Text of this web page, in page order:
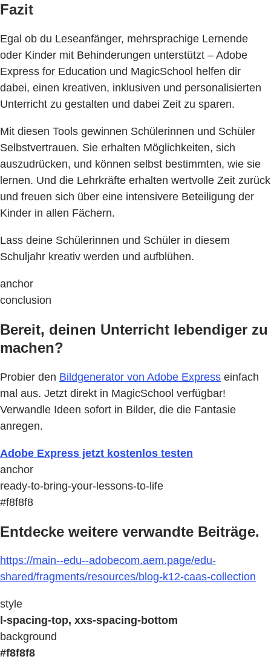
Fazit
Egal ob du Leseanfänger, mehrsprachige Lernende
oder Kinder mit Behinderungen unterstützt – Adobe
Express for Education und MagicSchool helfen dir
dabei, einen kreativen, inklusiven und personalisierten
Unterricht zu gestalten und dabei Zeit zu sparen.
Mit diesen Tools gewinnen Schülerinnen und Schüler
Selbstvertrauen. Sie erhalten Möglichkeiten, sich
auszudrücken, und können selbst bestimmten, wie sie
lernen. Und die Lehrkräfte erhalten wertvolle Zeit zurück
und freuen sich über eine intensivere Beteiligung der
Kinder in allen Fächern.
Lass deine Schülerinnen und Schüler in diesem
Schuljahr kreativ werden und aufblühen.
anchor
conclusion
Bereit, deinen Unterricht lebendiger zu
machen?
Probier den Bildgenerator von Adobe Express einfach
mal aus. Jetzt direkt in MagicSchool verfügbar!
Verwandle Ideen sofort in Bilder, die die Fantasie
anregen.
Adobe Express jetzt kostenlos testen
anchor
ready-to-bring-your-lessons-to-life
#f8f8f8
Entdecke weitere verwandte Beiträge.
https://main--edu--adobecom.aem.page/edu-
shared/fragments/resources/blog-k12-caas-collection
style
l-spacing-top, xxs-spacing-bottom
background
#f8f8f8